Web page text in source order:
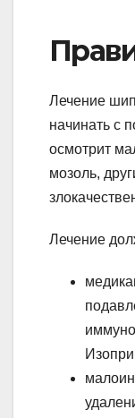
Лечение
начинать с
осмотрит
мозоль,
Лечение